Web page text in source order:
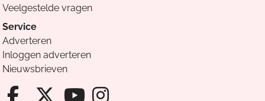
Veelgestelde vragen
Service
Adverteren
Inloggen adverteren
Nieuwsbrieven
Facebook van Cvandaag
X van Cvandaag
Instagram van